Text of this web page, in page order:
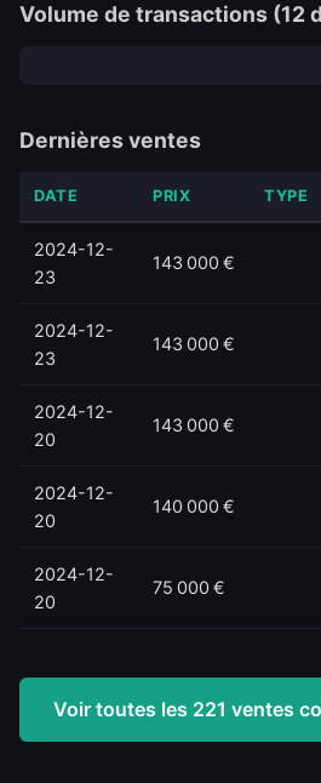
Volume de transactions (12
Dernières ventes
DATE PRIX TYPE
2024-12-
23
143 000 €
2024-12-
23
143 000 €
2024-12-
20
143 000 €
2024-12-
20
140 000 €
2024-12-
20
75 000 €
Voir toutes les 221 ventes